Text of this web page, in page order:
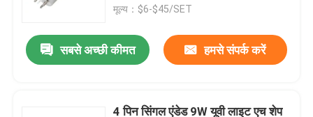
मूल्य：$6-$45/SET
सबसे अच्छी कीमत हमसे संपर्क करें
4 पिन सिंगल एंडेड 9W यूवी लाइट एच शेप